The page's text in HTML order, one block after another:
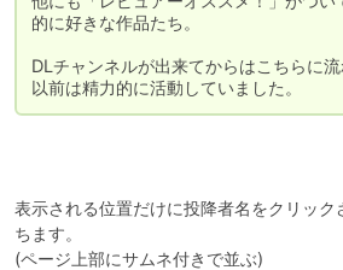
的に好きな作品たち。
DLチャンネルが出来てからはこちらに流
以前は精力的に活動していました。
表示される位置だけに投降者名をクリック
ちます。
(ページ上部にサムネ付きで並ぶ)